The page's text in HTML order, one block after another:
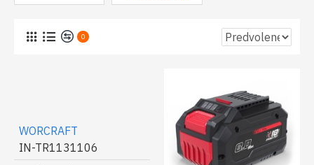
0
WORCRAFT
IN-TR1131106